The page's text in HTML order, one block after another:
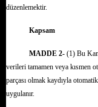
düzenlemektir.
Kapsam
MADDE 2-(1) Bu
verileri tamamen veya kısmen
parçası olmak kaydıyla
uygulanır.